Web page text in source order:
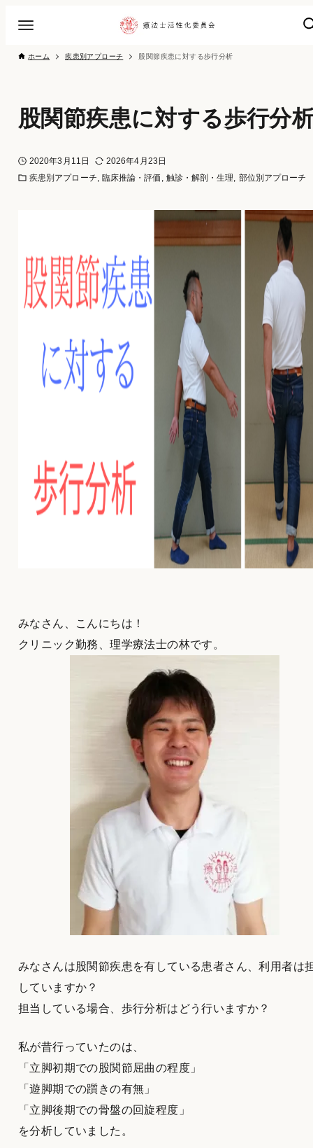
ホーム 疾患別アプローチ 股関節疾患に対する歩行分析
股関節疾患に対する歩行分
2020年3月11日
2026年4月23日
疾患別アプローチ 臨床推論・評価 触診・解剖・生理 部位別アプローチ
みなさん、こんにちは！
クリニック勤務、理学療法士の林です。
みなさんは股関節疾患を有している患者さん、利用者は
していますか？
担当している場合、歩行分析はどう行いますか？
私が昔行っていたのは、
「立脚初期での股関節屈曲の程度」
「遊脚期での躓きの有無」
「立脚後期での骨盤の回旋程度」
を分析していました。